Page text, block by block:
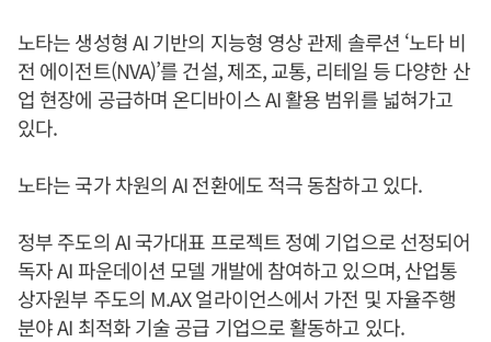
노타는 생성형 AI 기반의 지능형 영상 관제 솔루션 ‘노타 비
전 에이전트(NVA)’를 건설, 제조, 교통, 리테일 등 다양한 산
업 현장에 공급하며 온디바이스 AI 활용 범위를 넓혀가고
있다.
노타는 국가 차원의 AI 전환에도 적극 동참하고 있다.
정부 주도의 AI 국가대표 프로젝트 정예 기업으로 선정되어
독자 AI 파운데이션 모델 개발에 참여하고 있으며, 산업통
상자원부 주도의 M.AX 얼라이언스에서 가전 및 자율주행
분야 AI 최적화 기술 공급 기업으로 활동하고 있다.